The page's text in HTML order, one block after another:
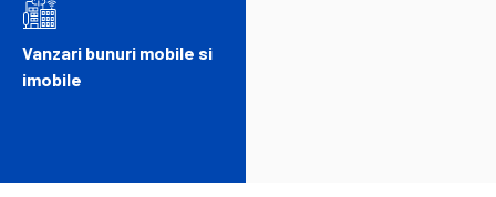
Vanzari bunuri mobile si
imobile